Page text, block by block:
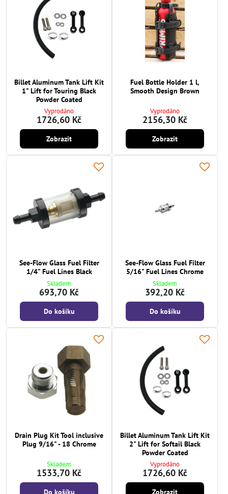
Billet Aluminum Tank Lift Kit
1" Lift for Touring Black
Powder Coated
Vyprodáno
1726,60 Kč
Zobrazit
Fuel Bottle Holder 1 l,
Smooth Design Brown
Vyprodáno
2156,30 Kč
Zobrazit
See-Flow Glass Fuel Filter
1/4" Fuel Lines Black
Skladem
693,70 Kč
Do košíku
See-Flow Glass Fuel Filter
5/16" Fuel Lines Chrome
Skladem
392,20 Kč
Do košíku
Drain Plug Kit Tool inclusive
Plug 9/16" - 18 Chrome
Skladem
1533,70 Kč
Do košíku
Billet Aluminum Tank Lift Kit
2" Lift for Softail Black
Powder Coated
Vyprodáno
1726,60 Kč
Zobrazit